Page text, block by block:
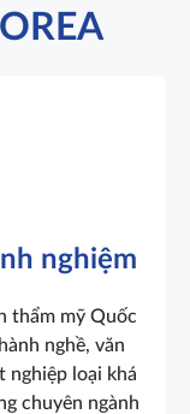
nghiệm
thẩm mỹ Quốc
nghề, văn
nghiệp loại khá
chuyên ngành